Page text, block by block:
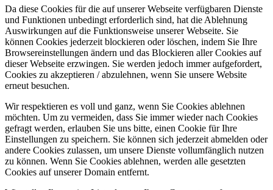
Da diese Cookies für die auf unserer Webseite verfügbaren Dienste
und Funktionen unbedingt erforderlich sind, hat die Ablehnung
Auswirkungen auf die Funktionsweise unserer Webseite. Sie
können Cookies jederzeit blockieren oder löschen, indem Sie Ihre
Browsereinstellungen ändern und das Blockieren aller Cookies auf
dieser Webseite erzwingen. Sie werden jedoch immer aufgefordert,
Cookies zu akzeptieren / abzulehnen, wenn Sie unsere Website
erneut besuchen.
Wir respektieren es voll und ganz, wenn Sie Cookies ablehnen
möchten. Um zu vermeiden, dass Sie immer wieder nach Cookies
gefragt werden, erlauben Sie uns bitte, einen Cookie für Ihre
Einstellungen zu speichern. Sie können sich jederzeit abmelden oder
andere Cookies zulassen, um unsere Dienste vollumfänglich nutzen
zu können. Wenn Sie Cookies ablehnen, werden alle gesetzten
Cookies auf unserer Domain entfernt.